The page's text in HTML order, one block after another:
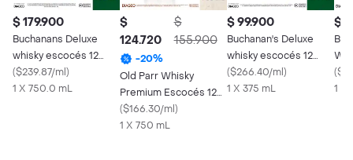
$ 179.900
Buchanans Deluxe
whisky escocés 12
años 750 ml
($239.87/ml)
1 X 750.0 mL
$
124.720
$
155.900
-20%
Old Parr Whisky
Premium Escocés 12
Años
($166.30/ml)
1 X 750 mL
$ 99.900
Buchanan's Deluxe
whisky escocés 12
años 375 ml
($266.40/ml)
1 X 375 mL
$
(
1 X